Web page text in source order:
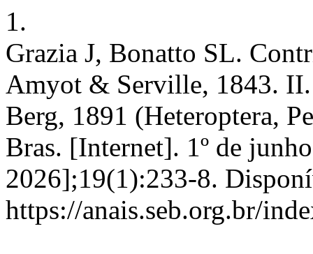
1.
Grazia J, Bonatto SL.
Amyot & Serville, 1843. II.
Berg, 1891 (Heteroptera,
Bras. [Internet]. 1º de
2026];19(1):233-8.
https://anais.seb.org.br/